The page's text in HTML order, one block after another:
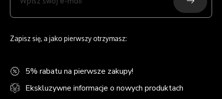
swój
e-
Zapisz się, a jako pierwszy otrzymasz:
5% rabatu na pierwsze zakupy!
Ekskluzywne informacje o nowych produktach